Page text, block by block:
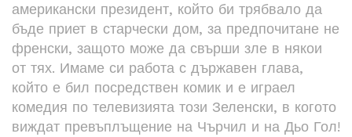
американски президент, който би трябвало да
бъде приет в старчески дом, за предпочитане не
френски, защото може да свърши зле в някои
от тях. Имаме си работа с държавен глава,
който е бил посредствен комик и е играел
комедия по телевизията този Зеленски, в когото
виждат превъплъщение на Чърчил и на Дьо Гол!